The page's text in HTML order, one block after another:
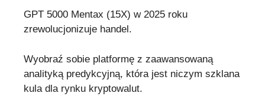
GPT 5000 Mentax (15X) w 2025 roku
zrewolucjonizuje handel.
Wyobraź sobie platformę z zaawansowaną
analityką predykcyjną, która jest niczym szklana
kula dla rynku kryptowalut.